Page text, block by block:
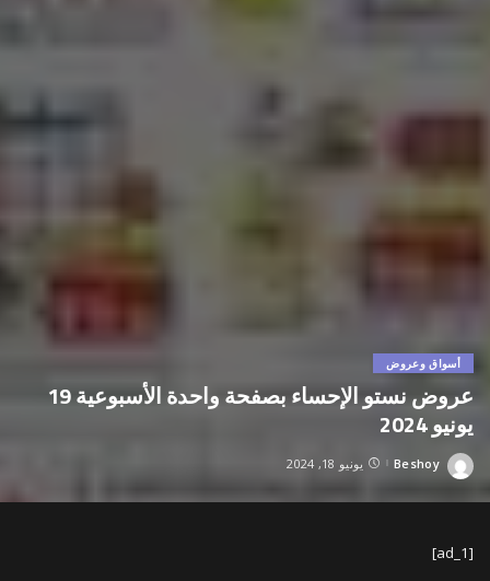
أسواق وعروض
عروض نستو الإحساء بصفحة واحدة الأسبوعية 19
يونيو 2024
Posted
Beshoy يونيو 18, 2024
[ad_1]